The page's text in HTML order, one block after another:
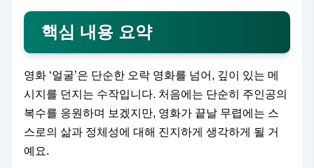
핵심 내용 요약
영화 ‘얼굴’은 단순한 오락 영화를 넘어, 깊이 있는 메
시지를 던지는 수작입니다. 처음에는 단순히 주인공의
복수를 응원하며 보겠지만, 영화가 끝날 무렵에는 스
스로의 삶과 정체성에 대해 진지하게 생각하게 될 거
예요.